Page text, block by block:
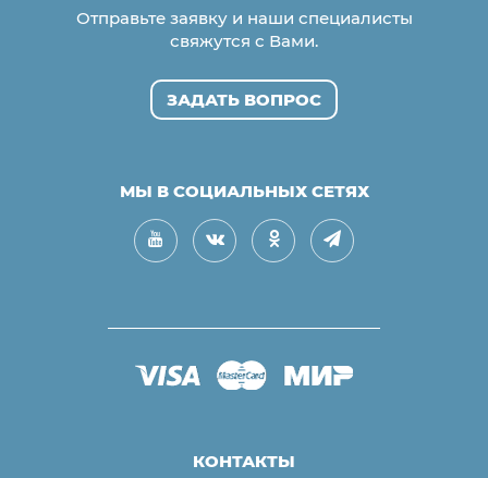
Отправьте заявку и наши специалисты
свяжутся с Вами.
ЗАДАТЬ ВОПРОС
МЫ В СОЦИАЛЬНЫХ СЕТЯХ
КОНТАКТЫ